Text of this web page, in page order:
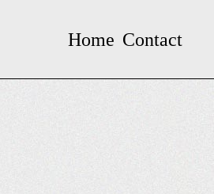
Home Contact